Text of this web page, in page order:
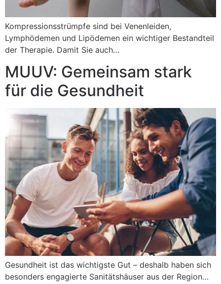
Kompressionsstrümpfe sind bei Venenleiden,
Lymphödemen und Lipödemen ein wichtiger Bestandteil
der Therapie. Damit Sie auch…
MUUV: Gemeinsam stark
für die Gesundheit
Gesundheit ist das wichtigste Gut – deshalb haben sich
besonders engagierte Sanitätshäuser aus der Region…